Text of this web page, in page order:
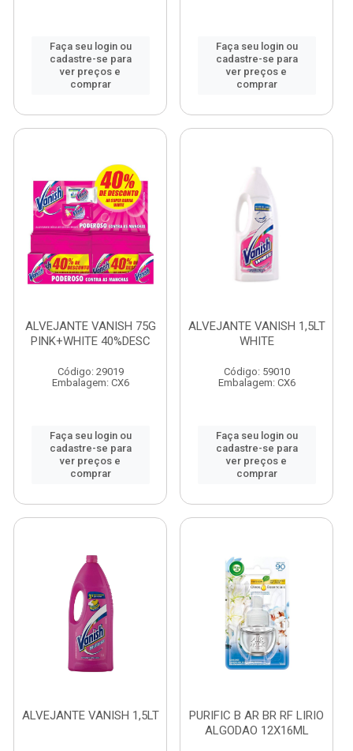
Faça seu login ou
cadastre-se para
ver preços e
comprar
Faça seu login ou
cadastre-se para
ver preços e
comprar
ALVEJANTE VANISH 75G
PINK+WHITE 40%DESC
Código: 29019
Embalagem: CX6
Faça seu login ou
cadastre-se para
ver preços e
comprar
ALVEJANTE VANISH 1,5LT
WHITE
Código: 59010
Embalagem: CX6
Faça seu login ou
cadastre-se para
ver preços e
comprar
ALVEJANTE VANISH 1,5LT
PURIFIC B AR BR RF LIRIO
ALGODAO 12X16ML